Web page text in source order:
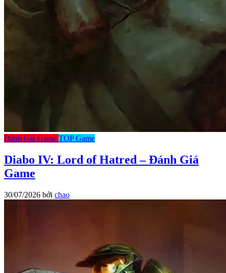
Đánh Giá Game TOP Game
Diabo IV: Lord of Hatred – Đánh Giá
Game
30/07/2026 bởi chao